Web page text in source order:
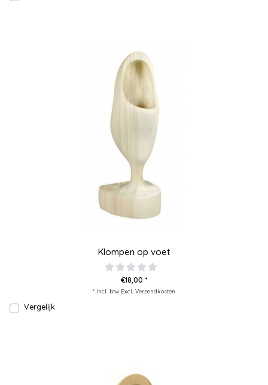
Klompen op voet
€18,00 *
* Incl. btw Excl. Verzendkosten
Vergelijk